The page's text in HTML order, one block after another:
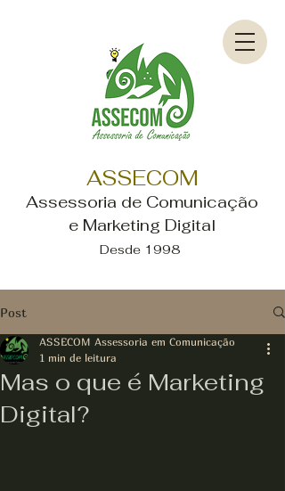
ASSECOM
Assessoria de Comunicação
e Marketing Digital
Desde 1998
Post
Mas o que é Marketing
Digital?
ASSECOM Assessoria em Comunicação
1 min de leitura